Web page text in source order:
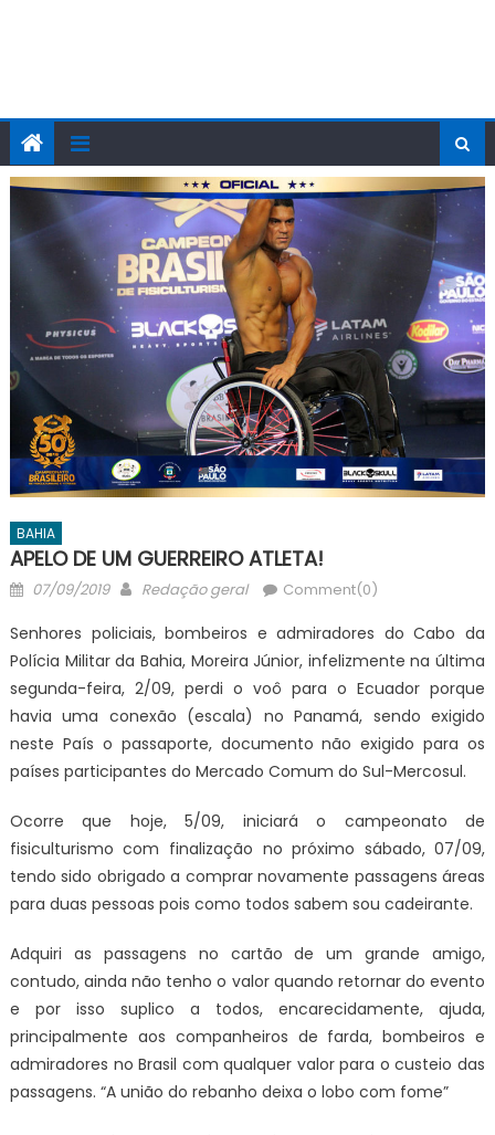
BAHIA
APELO DE UM GUERREIRO ATLETA!
Posted
07/09/2019 Author
Redação geral Comment(0)
Senhores policiais, bombeiros e admiradores do Cabo da
Polícia Militar da Bahia, Moreira Júnior, infelizmente na última
segunda-feira, 2/09, perdi o voô para o Ecuador porque
havia uma conexão (escala) no Panamá, sendo exigido
neste País o passaporte, documento não exigido para os
países participantes do Mercado Comum do Sul-Mercosul.
Ocorre que hoje, 5/09, iniciará o campeonato de
fisiculturismo com finalização no próximo sábado, 07/09,
tendo sido obrigado a comprar novamente passagens áreas
para duas pessoas pois como todos sabem sou cadeirante.
Adquiri as passagens no cartão de um grande amigo,
contudo, ainda não tenho o valor quando retornar do evento
e por isso suplico a todos, encarecidamente, ajuda,
principalmente aos companheiros de farda, bombeiros e
admiradores no Brasil com qualquer valor para o custeio das
passagens. “A união do rebanho deixa o lobo com fome”